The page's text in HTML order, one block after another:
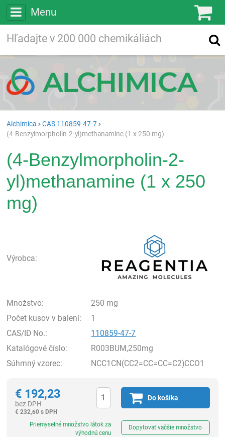
Menu
Vyhľadávanie
Alchimica
CAS 110859-47-7
(4-Benzylmorpholin-2-yl)methanamine (1 x 250 mg)
(4-Benzylmorpholin-2-
yl)methanamine (1 x 250
mg)
Výrobca:
Množstvo:
250 mg
Počet kusov v balení:
1
CAS/ID No.:
110859-47-7
Katalógové číslo:
R003BUM,250mg
Súhrnný vzorec:
NCC1CN(CC2=CC=CC=C2)CCO1
€ 192,23
bez DPH
€ 232,60 s DPH
Do košíka
Priemyselné množstvo látok za
výhodnú cenu
Dopytovať väčšie množstvo